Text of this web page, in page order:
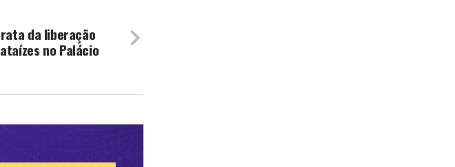
da liberação
no Palácio